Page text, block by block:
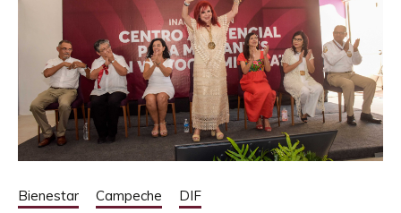
Bienestar Campeche DIF